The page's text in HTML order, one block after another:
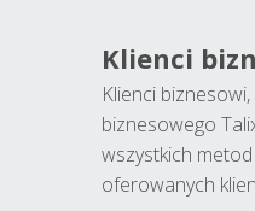
Klienci
Klienci
biznesowego
wszystkich
oferowanych